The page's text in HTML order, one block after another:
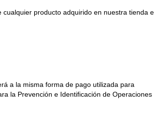
producto adquirido en nuestra tienda
a la misma forma de pago utilizada para
la Prevención e Identificación de Operaciones